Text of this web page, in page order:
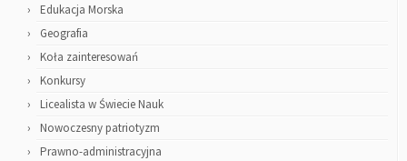
Edukacja Morska
Geografia
Koła zainteresowań
Konkursy
Licealista w Świecie Nauk
Nowoczesny patriotyzm
Prawno-administracyjna